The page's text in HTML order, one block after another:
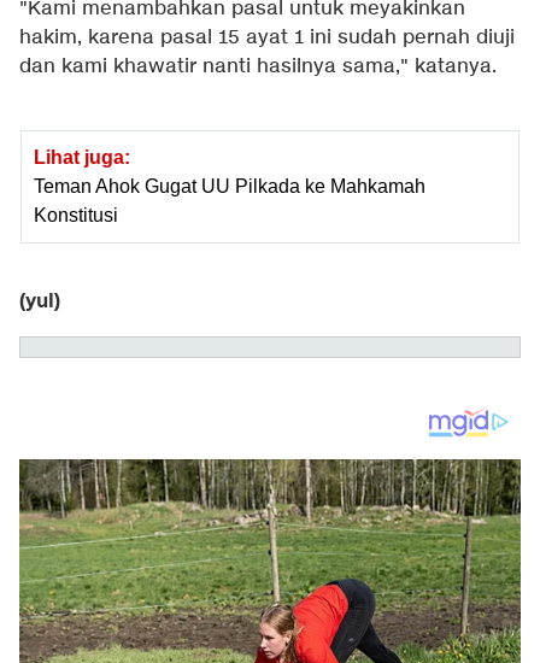
"Kami menambahkan pasal untuk meyakinkan
hakim, karena pasal 15 ayat 1 ini sudah pernah diuji
dan kami khawatir nanti hasilnya sama," katanya.
Lihat juga:
Teman Ahok Gugat UU Pilkada ke Mahkamah
Konstitusi
(yul)